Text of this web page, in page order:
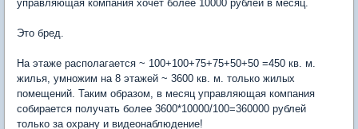
управляющая компания хочет более 10000 рублей в месяц.
Это бред.
На этаже располагается ~ 100+100+75+75+50+50 =450 кв. м.
жилья, умножим на 8 этажей ~ 3600 кв. м. только жилых
помещений. Таким образом, в месяц управляющая компания
собирается получать более 3600*10000/100=360000 рублей
только за охрану и видеонаблюдение!